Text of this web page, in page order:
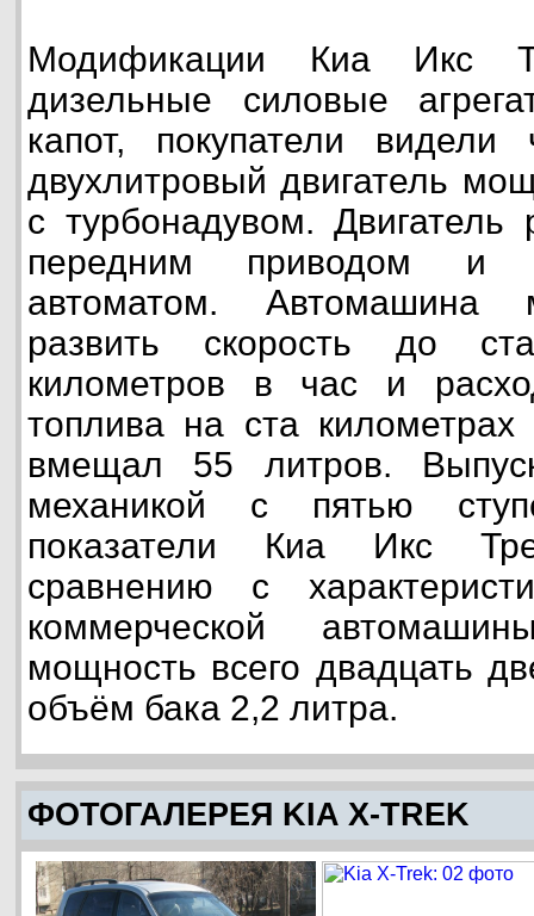
Модификации Киа Икс
дизельные силовые
капот, покупатели видели
двухлитровый двигатель
с турбонадувом. Двигатель
передним приводом и
автоматом. Автомашина
развить скорость до
километров в час и
топлива на ста
вмещал 55 литров.
механикой с пятью
показатели Киа Икс
сравнению с
коммерческой
мощность всего двадцать
объём бака 2,2 литра.
ФОТОГАЛЕРЕЯ KIA X-TREK